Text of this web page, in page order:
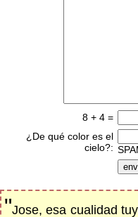
8 + 4 =
¿De qué color es el
cielo?:
"Jose, esa cualidad